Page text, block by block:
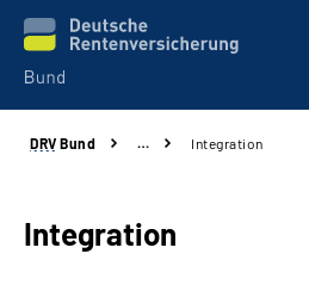
Beratung & Kontakt
Reha-Zentren
DRV Bund … Integration
Integration